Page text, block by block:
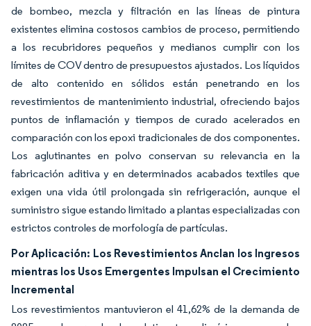
de bombeo, mezcla y filtración en las líneas de pintura
existentes elimina costosos cambios de proceso, permitiendo
a los recubridores pequeños y medianos cumplir con los
límites de COV dentro de presupuestos ajustados. Los líquidos
de alto contenido en sólidos están penetrando en los
revestimientos de mantenimiento industrial, ofreciendo bajos
puntos de inflamación y tiempos de curado acelerados en
comparación con los epoxi tradicionales de dos componentes.
Los aglutinantes en polvo conservan su relevancia en la
fabricación aditiva y en determinados acabados textiles que
exigen una vida útil prolongada sin refrigeración, aunque el
suministro sigue estando limitado a plantas especializadas con
estrictos controles de morfología de partículas.
Por Aplicación: Los Revestimientos Anclan los Ingresos
mientras los Usos Emergentes Impulsan el Crecimiento
Incremental
Los revestimientos mantuvieron el 41,62% de la demanda de